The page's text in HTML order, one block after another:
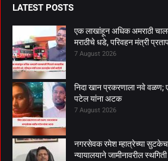
LATEST POSTS
एक लाखांहून अधिक अमराठी
मराठीचे धडे, परिवहन मंत्री
7 August 2026
निदा खान प्रकरणाला नवे
पटेल यांना अटक
7 August 2026
नगरसेवक रमेश म्हात्रेच्या
न्यायालयाने जामीनावरील